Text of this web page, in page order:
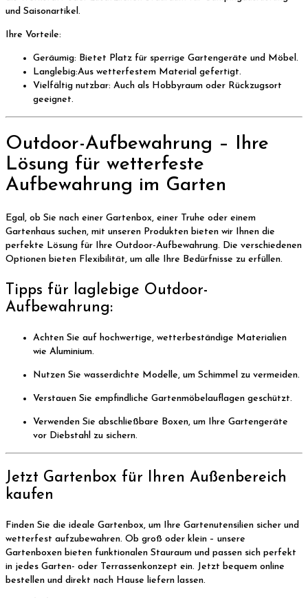
und Saisonartikel.
Ihre Vorteile:
Geräumig: Bietet Platz für sperrige Gartengeräte und Möbel.
Langlebig:Aus wetterfestem Material gefertigt.
Vielfältig nutzbar: Auch als Hobbyraum oder Rückzugsort
geeignet.
Outdoor-Aufbewahrung – Ihre
Lösung für wetterfeste
Aufbewahrung im Garten
Egal, ob Sie nach einer Gartenbox, einer Truhe oder einem
Gartenhaus suchen, mit unseren Produkten bieten wir Ihnen die
perfekte Lösung für Ihre Outdoor-Aufbewahrung. Die verschiedenen
Optionen bieten Flexibilität, um alle Ihre Bedürfnisse zu erfüllen.
Tipps für laglebige Outdoor-
Aufbewahrung:
Achten Sie auf hochwertige, wetterbeständige Materialien
wie Aluminium.
Nutzen Sie wasserdichte Modelle, um Schimmel zu vermeiden.
Verstauen Sie empfindliche Gartenmöbelauflagen geschützt.
Verwenden Sie abschließbare Boxen, um Ihre Gartengeräte
vor Diebstahl zu sichern.
Jetzt Gartenbox für Ihren Außenbereich
kaufen
Finden Sie die ideale Gartenbox, um Ihre Gartenutensilien sicher und
wetterfest aufzubewahren. Ob groß oder klein – unsere
Gartenboxen bieten funktionalen Stauraum und passen sich perfekt
in jedes Garten- oder Terrassenkonzept ein. Jetzt bequem online
bestellen und direkt nach Hause liefern lassen.